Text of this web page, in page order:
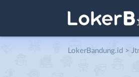
LokerBandung.id >